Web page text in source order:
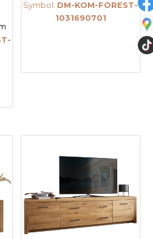
Symbol: DM-KOM-FOREST-
1031690701